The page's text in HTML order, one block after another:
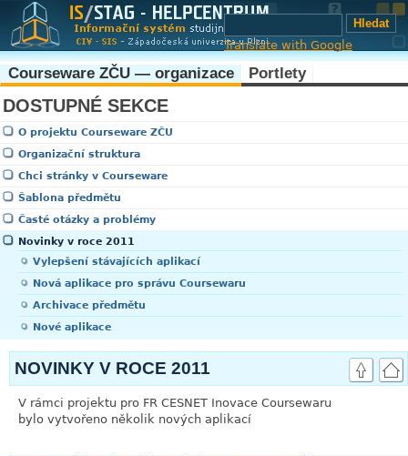
Translate with Google
Courseware ZČU — organizace Portlety
DOSTUPNÉ SEKCE
O projektu Courseware ZČU
Organizační struktura
Chci stránky v Courseware
Šablona předmětu
Časté otázky a problémy
Novinky v roce 2011
Vylepšení stávajících aplikací
Nová aplikace pro správu Coursewaru
Archivace předmětu
Nové aplikace
NOVINKY V ROCE 2011
V rámci projektu pro FR CESNET Inovace Coursewaru
bylo vytvořeno několik nových aplikací